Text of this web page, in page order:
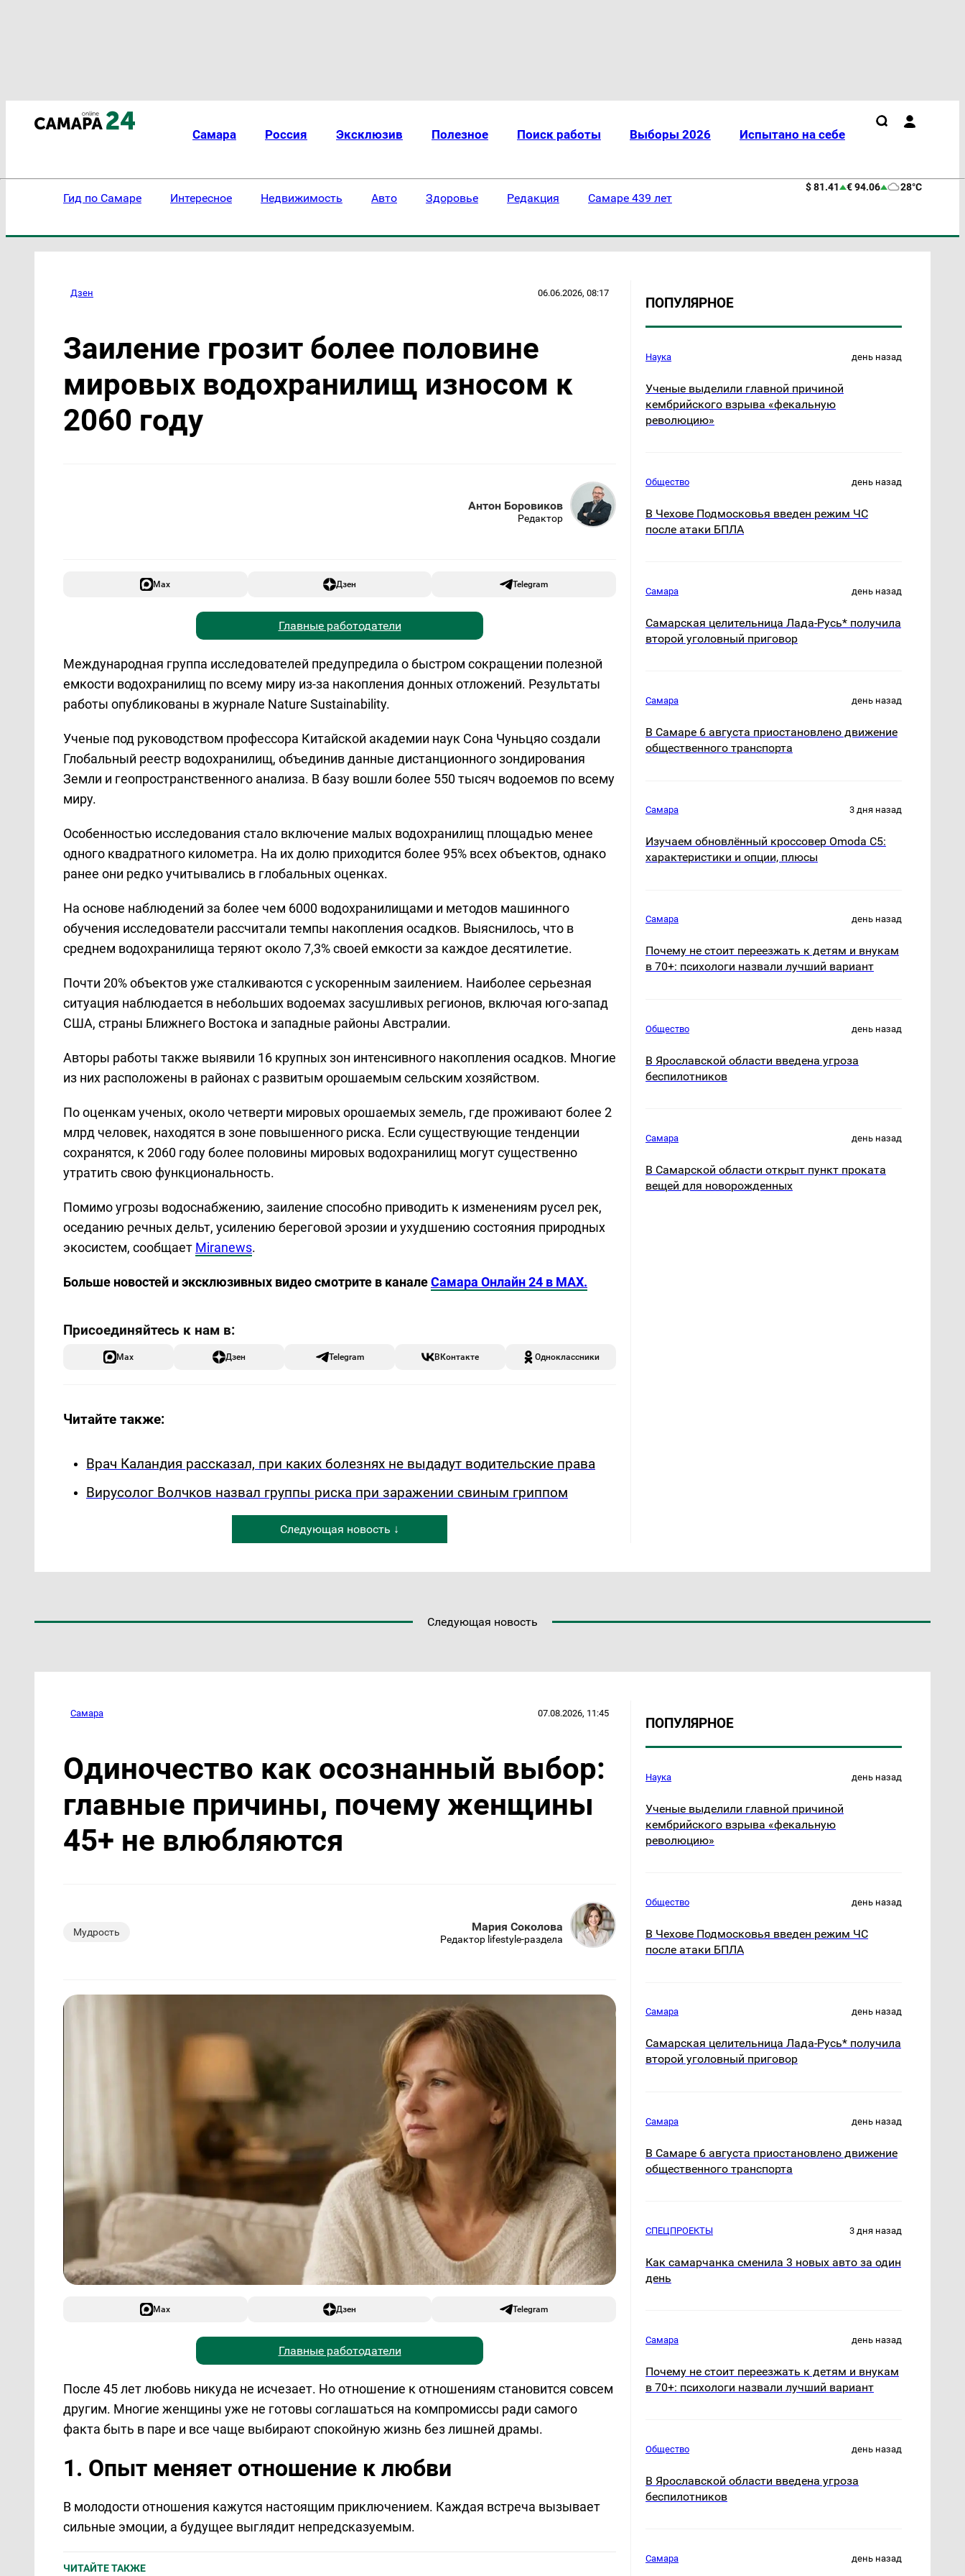
Самара Россия Эксклюзив Полезное Поиск работы Выборы 2026 Испытано на себе
Гид по Самаре Интересное Недвижимость Авто Здоровье Редакция Самаре 439 лет
$ 81.41 € 94.06 28°C
Дзен 06.06.2026, 08:17
Заиление грозит более половине
мировых водохранилищ износом к
2060 году
Антон Боровиков
Редактор
Max Дзен Telegram
Главные работодатели
Международная группа исследователей предупредила о быстром сокращении полезной
емкости водохранилищ по всему миру из-за накопления донных отложений. Результаты
работы опубликованы в журнале Nature Sustainability.
Ученые под руководством профессора Китайской академии наук Сона Чуньцяо создали
Глобальный реестр водохранилищ, объединив данные дистанционного зондирования
Земли и геопространственного анализа. В базу вошли более 550 тысяч водоемов по всему
миру.
Особенностью исследования стало включение малых водохранилищ площадью менее
одного квадратного километра. На их долю приходится более 95% всех объектов, однако
ранее они редко учитывались в глобальных оценках.
На основе наблюдений за более чем 6000 водохранилищами и методов машинного
обучения исследователи рассчитали темпы накопления осадков. Выяснилось, что в
среднем водохранилища теряют около 7,3% своей емкости за каждое десятилетие.
Почти 20% объектов уже сталкиваются с ускоренным заилением. Наиболее серьезная
ситуация наблюдается в небольших водоемах засушливых регионов, включая юго-запад
США, страны Ближнего Востока и западные районы Австралии.
Авторы работы также выявили 16 крупных зон интенсивного накопления осадков. Многие
из них расположены в районах с развитым орошаемым сельским хозяйством.
По оценкам ученых, около четверти мировых орошаемых земель, где проживают более 2
млрд человек, находятся в зоне повышенного риска. Если существующие тенденции
сохранятся, к 2060 году более половины мировых водохранилищ могут существенно
утратить свою функциональность.
Помимо угрозы водоснабжению, заиление способно приводить к изменениям русел рек,
оседанию речных дельт, усилению береговой эрозии и ухудшению состояния природных
экосистем, сообщает Miranews.
Больше новостей и эксклюзивных видео смотрите в каналеСамара Онлайн 24 в MAX.
Max Дзен Telegram ВКонтакте Одноклассники
Читайте также:
Врач Каландия рассказал, при каких болезнях не выдадут водительские права
Вирусолог Волчков назвал группы риска при заражении свиным гриппом
Следующая новость ↓
ПОПУЛЯРНОЕ
Наука день назад
Ученые выделили главной причиной
кембрийского взрыва «фекальную
революцию»
Общество день назад
В Чехове Подмосковья введен режим ЧС
после атаки БПЛА
Самара день назад
Самарская целительница Лада-Русь* получила
второй уголовный приговор
Самара день назад
В Самаре 6 августа приостановлено движение
общественного транспорта
Самара 3 дня назад
Изучаем обновлённый кроссовер Omoda C5:
характеристики и опции, плюсы
Самара день назад
Почему не стоит переезжать к детям и внукам
в 70+: психологи назвали лучший вариант
Общество день назад
В Ярославской области введена угроза
беспилотников
Самара день назад
В Самарской области открыт пункт проката
вещей для новорожденных
Следующая новость
Самара 07.08.2026, 11:45
Одиночество как осознанный выбор:
главные причины, почему женщины
45+ не влюбляются
Мудрость Мария Соколова
Редактор lifestyle-раздела
Max Дзен Telegram
Главные работодатели
После 45 лет любовь никуда не исчезает. Но отношение к отношениям становится совсем
другим. Многие женщины уже не готовы соглашаться на компромиссы ради самого
факта быть в паре и все чаще выбирают спокойную жизнь без лишней драмы.
1. Опыт меняет отношение к любви
В молодости отношения кажутся настоящим приключением. Каждая встреча вызывает
сильные эмоции, а будущее выглядит непредсказуемым.
ЧИТАЙТЕ ТАКЖЕ
ПОПУЛЯРНОЕ
Наука день назад
Ученые выделили главной причиной
кембрийского взрыва «фекальную
революцию»
Общество день назад
В Чехове Подмосковья введен режим ЧС
после атаки БПЛА
Самара день назад
Самарская целительница Лада-Русь* получила
второй уголовный приговор
Самара день назад
В Самаре 6 августа приостановлено движение
общественного транспорта
СПЕЦПРОЕКТЫ 3 дня назад
Как самарчанка сменила 3 новых авто за один
день
Самара день назад
Почему не стоит переезжать к детям и внукам
в 70+: психологи назвали лучший вариант
Общество день назад
В Ярославской области введена угроза
беспилотников
Самара день назад